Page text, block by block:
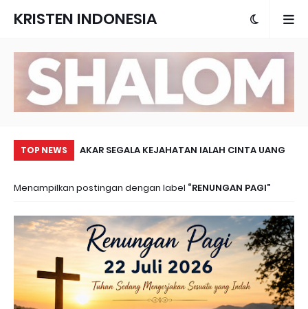
KRISTEN INDONESIA
TOP NEWS AKAR SEGALA KEJAHATAN IALAH CINTA UANG
Menampilkan postingan dengan label RENUNGAN PAGI